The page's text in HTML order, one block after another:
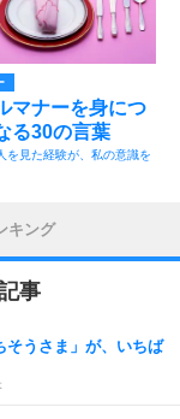
マナーを身につ
る30の言葉
を見た経験が、私の意識を
キング
事
そうさま」が、いちば